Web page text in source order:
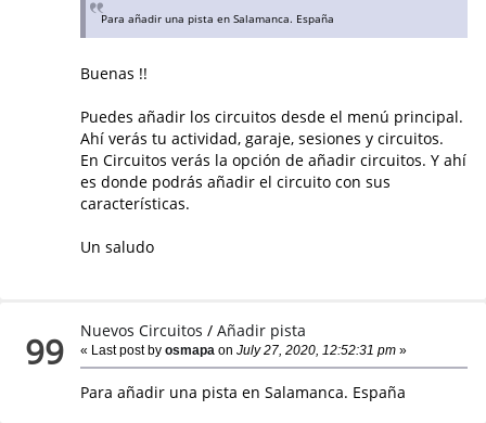
Para añadir una pista en Salamanca. España
Buenas !!
Puedes añadir los circuitos desde el menú principal.
Ahí verás tu actividad, garaje, sesiones y circuitos.
En Circuitos verás la opción de añadir circuitos. Y ahí
es donde podrás añadir el circuito con sus
características.
Un saludo
99 Nuevos Circuitos /Añadir pista
« Last post byosmapa on July 27, 2020, 12:52:31 pm »
Para añadir una pista en Salamanca. España